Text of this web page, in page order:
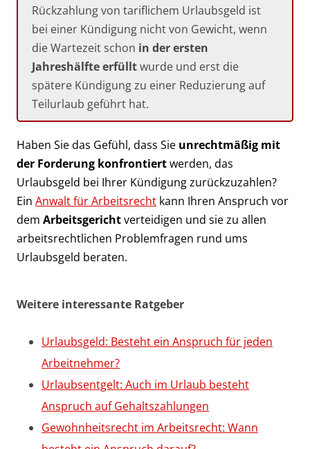
Rückzahlung von tariflichem Urlaubsgeld ist
bei einer Kündigung nicht von Gewicht, wenn
die Wartezeit schon in der ersten
Jahreshälfte erfülltwurde und erst die
spätere Kündigung zu einer Reduzierung auf
Teilurlaub geführt hat.
Haben Sie das Gefühl, dass Sie unrechtmäßig mit
der Forderung konfrontiertwerden, das
Urlaubsgeld bei Ihrer Kündigung zurückzuzahlen?
Ein Anwalt für Arbeitsrecht kann Ihren Anspruch vor
dem Arbeitsgerichtverteidigen und sie zu allen
arbeitsrechtlichen Problemfragen rund ums
Urlaubsgeld beraten.
Weitere interessante Ratgeber
Urlaubsgeld: Besteht ein Anspruch für jeden
Arbeitnehmer?
Urlaubsentgelt: Auch im Urlaub besteht
Anspruch auf Gehaltszahlungen
Gewohnheitsrecht im Arbeitsrecht: Wann